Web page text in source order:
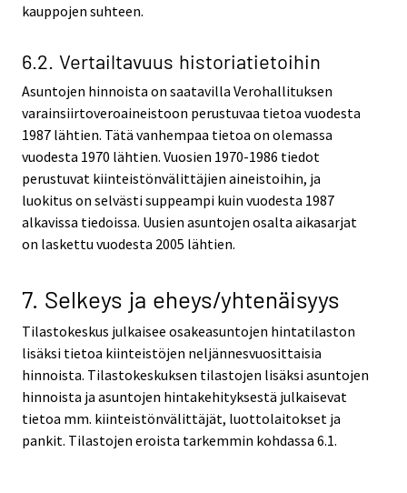
kauppojen suhteen.
6.2. Vertailtavuus historiatietoihin
Asuntojen hinnoista on saatavilla Verohallituksen
varainsiirtoveroaineistoon perustuvaa tietoa vuodesta
1987 lähtien. Tätä vanhempaa tietoa on olemassa
vuodesta 1970 lähtien. Vuosien 1970-1986 tiedot
perustuvat kiinteistönvälittäjien aineistoihin, ja
luokitus on selvästi suppeampi kuin vuodesta 1987
alkavissa tiedoissa. Uusien asuntojen osalta aikasarjat
on laskettu vuodesta 2005 lähtien.
7. Selkeys ja eheys/yhtenäisyys
Tilastokeskus julkaisee osakeasuntojen hintatilaston
lisäksi tietoa kiinteistöjen neljännesvuosittaisia
hinnoista. Tilastokeskuksen tilastojen lisäksi asuntojen
hinnoista ja asuntojen hintakehityksestä julkaisevat
tietoa mm. kiinteistönvälittäjät, luottolaitokset ja
pankit. Tilastojen eroista tarkemmin kohdassa 6.1.